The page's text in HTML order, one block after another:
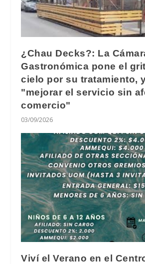
¿Chau Decks?: La
Gastronómica pone el
cielo por su tratamiento,
"mejorar el servicio sin
comercio"
03/09/2026
Viví el Verano en el